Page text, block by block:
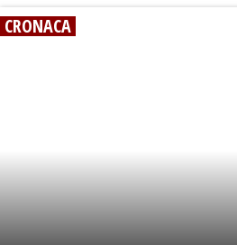
CRONACA